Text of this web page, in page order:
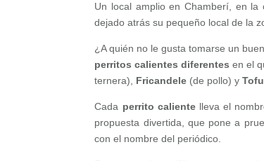
Un local amplio en Chamberí, en
dejado atrás su pequeño local de la
¿A quién no le gusta tomarse un
perritos calientes diferentes en el
ternera), Fricandele (de pollo) yTofu
Cada perrito calientelleva el
propuesta divertida, que pone a
con el nombre del periódico.